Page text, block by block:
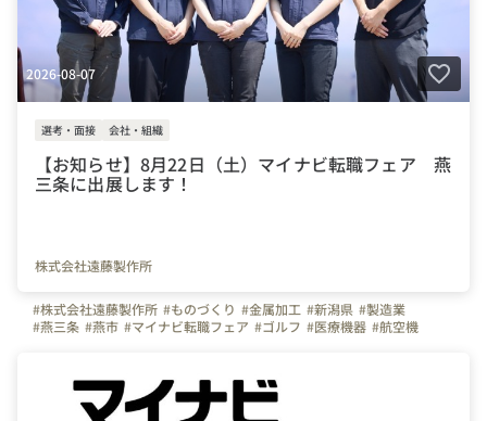
2026-08-07
選考・面接 会社・組織
【お知らせ】8月22日（土）マイナビ転職フェア 燕
三条に出展します！
株式会社遠藤製作所
#株式会社遠藤製作所 #ものづくり #金属加工 #新潟県 #製造業
#燕三条 #燕市 #マイナビ転職フェア #ゴルフ #医療機器 #航空機